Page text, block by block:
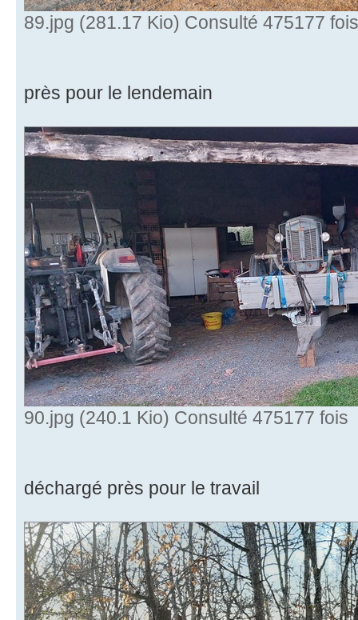
89.jpg (281.17 Kio) Consulté 475177 fois
près pour le lendemain
90.jpg (240.1 Kio) Consulté 475177 fois
déchargé près pour le travail